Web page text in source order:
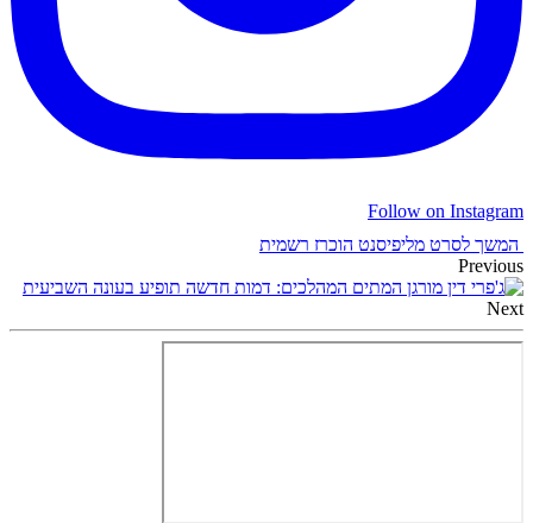
Follow on Instagram
המשך לסרט מליפיסנט הוכרז רשמית
Previous
המתים המהלכים: דמות חדשה תופיע בעונה השביעית
Next